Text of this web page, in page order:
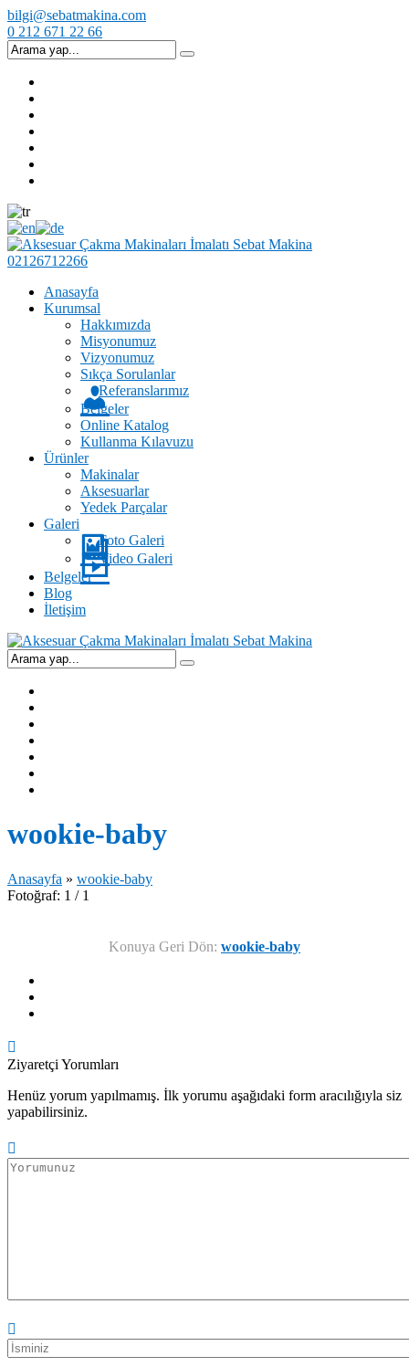
bilgi@sebatmakina.com
0 212 671 22 66
02126712266
Anasayfa
Kurumsal
Hakkımızda
Misyonumuz
Vizyonumuz
Sıkça Sorulanlar
Referanslarımız
Belgeler
Online Katalog
Kullanma Kılavuzu
Ürünler
Makinalar
Aksesuarlar
Yedek Parçalar
Galeri
Foto Galeri
Video Galeri
Belgeler
Blog
İletişim
wookie-baby
Anasayfa » wookie-baby
Fotoğraf: 1 / 1
Konuya Geri Dön: wookie-baby
Ziyaretçi Yorumları
Henüz yorum yapılmamış. İlk yorumu aşağıdaki form aracılığıyla siz
yapabilirsiniz.